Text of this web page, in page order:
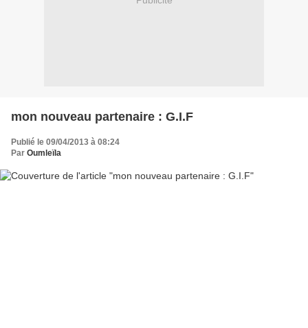
mon nouveau partenaire : G.I.F
Publié le 09/04/2013 à 08:24
Par Oumleïla